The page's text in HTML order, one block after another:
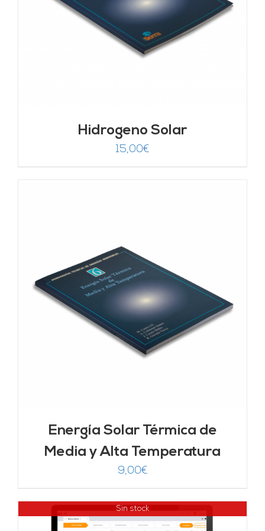
Hidrogeno Solar
15,00€
Energía Solar Térmica de
Media y Alta Temperatura
9,00€
Sin stock